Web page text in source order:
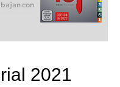
con
2021